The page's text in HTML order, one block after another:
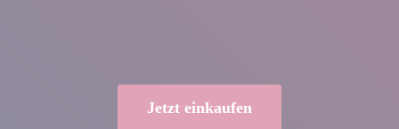
Jetzt einkaufen